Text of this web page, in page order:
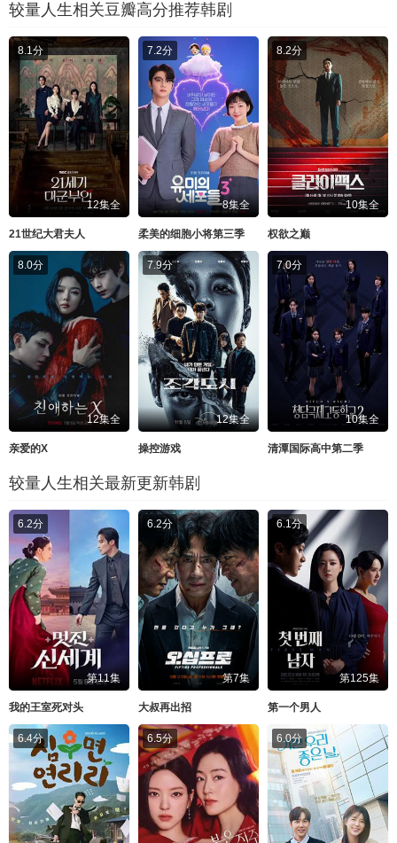
较量人生相关豆瓣高分推荐韩剧
8.1分
12集全
21世纪大君夫人
7.2分
8集全
柔美的细胞小将第三季
8.2分
10集全
权欲之巅
8.0分
12集全
亲爱的X
7.9分
12集全
操控游戏
7.0分
10集全
清潭国际高中第二季
较量人生相关最新更新韩剧
6.2分
第11集
我的王室死对头
6.2分
第7集
大叔再出招
6.1分
第125集
第一个男人
6.4分 6.5分 6.0分